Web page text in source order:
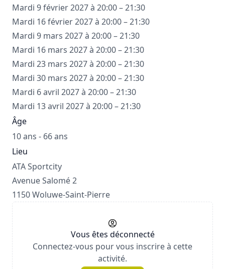
Mardi 9 février 2027 à 20:00 – 21:30
Mardi 16 février 2027 à 20:00 – 21:30
Mardi 9 mars 2027 à 20:00 – 21:30
Mardi 16 mars 2027 à 20:00 – 21:30
Mardi 23 mars 2027 à 20:00 – 21:30
Mardi 30 mars 2027 à 20:00 – 21:30
Mardi 6 avril 2027 à 20:00 – 21:30
Mardi 13 avril 2027 à 20:00 – 21:30
Âge
10 ans - 66 ans
Lieu
ATA Sportcity
Avenue Salomé 2
1150 Woluwe-Saint-Pierre
Vous êtes déconnecté
Connectez-vous pour vous inscrire à cette
activité.